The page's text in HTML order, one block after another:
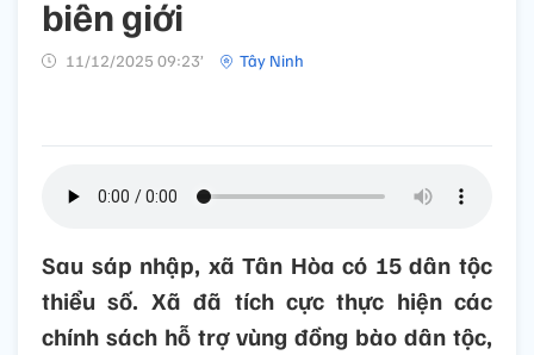
biên giới
11/12/2025 09:23’ Tây Ninh
Sau sáp nhập, xã Tân Hòa có 15 dân tộc
thiểu số. Xã đã tích cực thực hiện các
chính sách hỗ trợ vùng đồng bào dân tộc,